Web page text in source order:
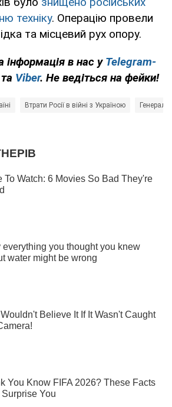
техніку. Операцію провели
та місцевий рух опору.
інформація в нас у Telegram-
Viber. Не ведіться на фейки!
Втрати Росії в війні з Україною